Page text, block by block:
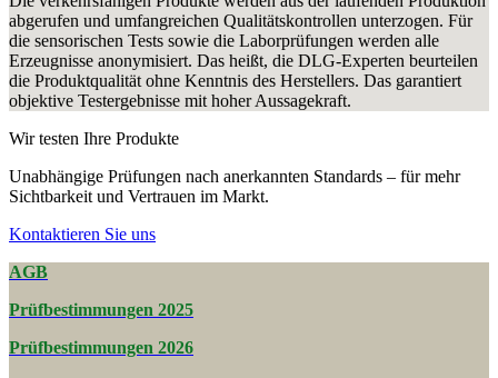
abgerufen und umfangreichen Qualitätskontrollen unterzogen. Für
die sensorischen Tests sowie die Laborprüfungen werden alle
Erzeugnisse anonymisiert. Das heißt, die DLG-Experten beurteilen
die Produktqualität ohne Kenntnis des Herstellers. Das garantiert
objektive Testergebnisse mit hoher Aussagekraft.
Wir testen Ihre Produkte
Unabhängige Prüfungen nach anerkannten Standards – für mehr
Sichtbarkeit und Vertrauen im Markt.
Kontaktieren Sie uns
AGB
Prüfbestimmungen 2025
Prüfbestimmungen 2026